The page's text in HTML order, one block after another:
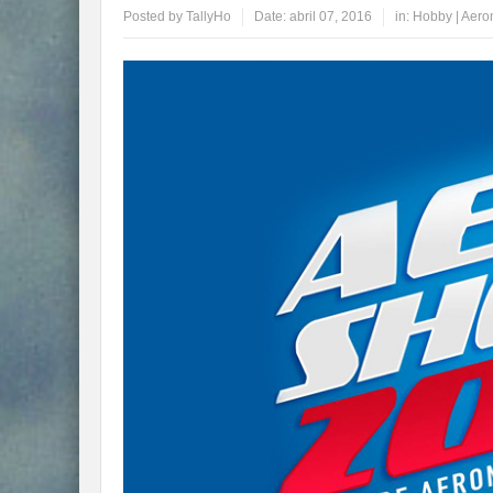
Posted by TallyHo Date: abril 07, 2016 in: Hobby |